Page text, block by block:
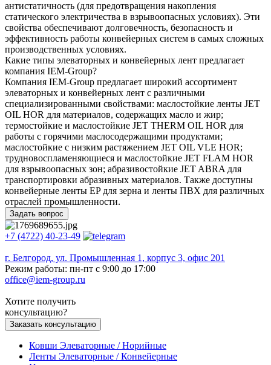
антистатичность (для предотвращения накопления
статического электричества в взрывоопасных условиях). Эти
свойства обеспечивают долговечность, безопасность и
эффективность работы конвейерных систем в самых сложных
производственных условиях.
Какие типы элеваторных и конвейерных лент предлагает
компания IEM-Group?
Компания IEM-Group предлагает широкий ассортимент
элеваторных и конвейерных лент с различными
специализированными свойствами: маслостойкие ленты JET
OIL HOR для материалов, содержащих масло и жир;
термостойкие и маслостойкие JET THERM OIL HOR для
работы с горячими маслосодержащими продуктами;
маслостойкие с низким растяжением JET OIL VLE HOR;
трудновоспламеняющиеся и маслостойкие JET FLAM HOR
для взрывоопасных зон; абразивостойкие JET ABRA для
транспортировки абразивных материалов. Также доступны
конвейерные ленты EP для зерна и ленты ПВХ для различных
отраслей промышленности.
Задать вопрос
+7 (4722) 40-23-49
г. Белгород, ул. Промышленная 1, корпус 3, офис 201
Режим работы: пн-пт с 9:00 до 17:00
office@iem-group.ru
Хотите получить
консультацию?
Заказать консультацию
Ковши Элеваторные / Норийные
Ленты Элеваторные / Конвейерные